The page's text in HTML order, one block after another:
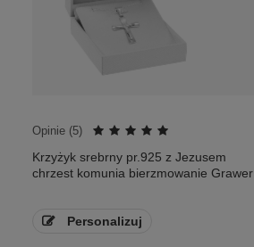
Opinie (5)
Krzyżyk srebrny pr.925 z Jezusem
chrzest komunia bierzmowanie Grawer
Personalizuj